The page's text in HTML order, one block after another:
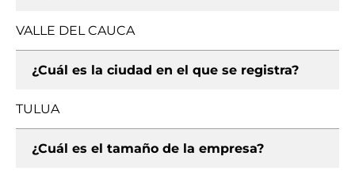
VALLE DEL CAUCA
¿Cuál es la ciudad en el que se registra?
TULUA
¿Cuál es el tamaño de la empresa?